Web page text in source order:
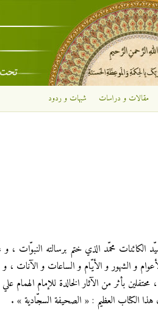
الرئيسي
مقالات و دراسات شبهات و ردود
محمّد الذي ختم برسالته النبوّات ، و
و الشهور و الأيّام و الساعات و الآنات ،
بأثر من الآثار الخالدة للإمام الهمام
الكتاب العظيم : « الصحيفة السجّادية » .